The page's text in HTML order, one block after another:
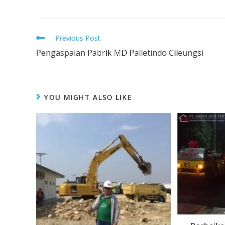
Previous Post
Pengaspalan Pabrik MD Palletindo Cileungsi
YOU MIGHT ALSO LIKE